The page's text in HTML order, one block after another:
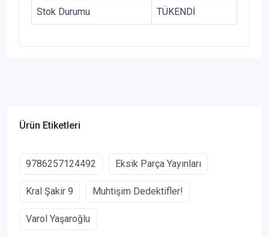
Stok Durumu TÜKENDİ
Ürün Etiketleri
9786257124492 Eksik Parça Yayınları
Kral Şakir 9 Muhtişim Dedektifler!
Varol Yaşaroğlu